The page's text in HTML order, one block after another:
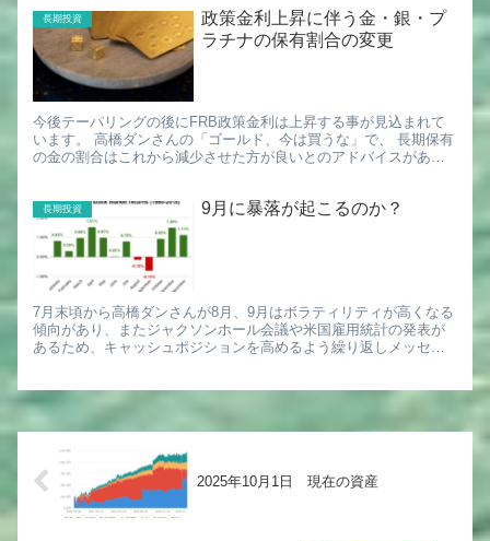
長期投資
政策金利上昇に伴う金・銀・プ
ラチナの保有割合の変更
今後テーパリングの後にFRB政策金利は上昇する事が見込まれて
います。 高橋ダンさんの「ゴールド、今は買うな」で、 長期保有
の金の割合はこれから減少させた方が良いとのアドバイスがあり
長期投資 9月に暴落が起こるのか？
7月末頃から高橋ダンさんが8月、9月はボラティリティが高くなる
傾向があり、またジャクソンホール会議や米国雇用統計の発表が
あるため、キャッシュポジションを高めるよう繰り返しメッセー
2025年10月1日 現在の資産